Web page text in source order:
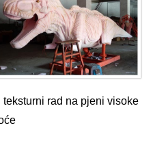
rad na pjeni visoke